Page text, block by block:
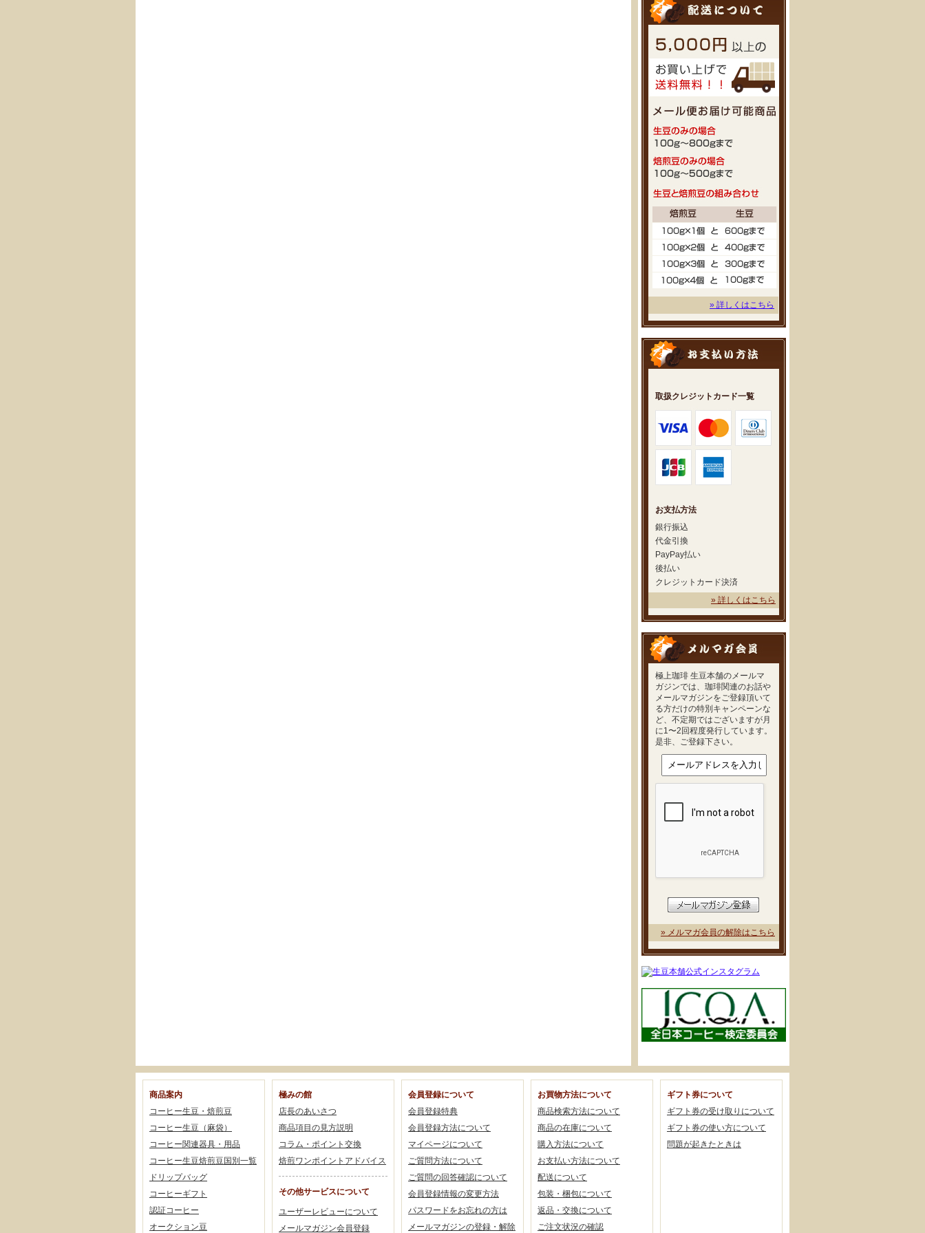
» 詳しくはこちら
取扱クレジットカード一覧
お支払方法
銀行振込
代金引換
PayPay払い
後払い
クレジットカード決済
» 詳しくはこちら
極上珈琲 生豆本舗のメールマ
ガジンでは、珈琲関連のお話や
メールマガジンをご登録頂いて
る方だけの特別キャンペーンな
ど、不定期ではございますが月
に1〜2回程度発行しています。
是非、ご登録下さい。
» メルマガ会員の解除はこちら
商品案内
コーヒー生豆・焙煎豆
コーヒー生豆（麻袋）
コーヒー関連器具・用品
コーヒー生豆焙煎豆国別一覧
ドリップバッグ
コーヒーギフト
認証コーヒー
オークション豆
極みの館
店長のあいさつ
商品項目の見方説明
コラム・ポイント交換
焙煎ワンポイントアドバイス
その他サービスについて
ユーザーレビューについて
メールマガジン会員登録
会員登録について
会員登録特典
会員登録方法について
マイページについて
ご質問方法について
ご質問の回答確認について
会員登録情報の変更方法
パスワードをお忘れの方は
メールマガジンの登録・解除
お買物方法について
商品検索方法について
商品の在庫について
購入方法について
お支払い方法について
配送について
包装・梱包について
返品・交換について
ご注文状況の確認
ギフト券について
ギフト券の受け取りについて
ギフト券の使い方について
問題が起きたときは